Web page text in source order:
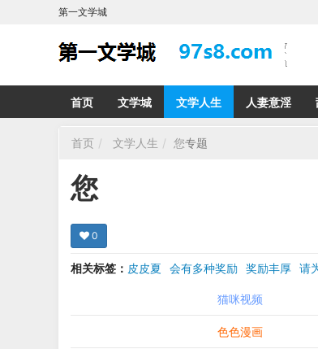
第一文学城
首页 文学城 文学人生 人妻意淫
首页 文学人生 您专题
您
0
相关标签： 皮皮夏 会有多种奖励 奖励丰厚 请
猫咪视频
色色漫画